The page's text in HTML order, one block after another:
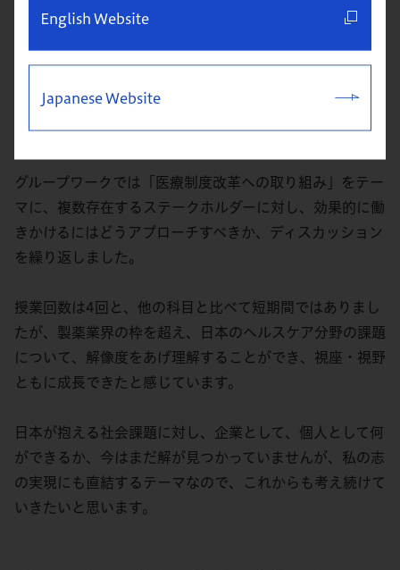
English Website
Japanese Website
は珍しい業界特化型の科目です。
ができ、良い意味で期待を裏切られた高密度でインパクト
のある科目でした。
グループワークでは「医療制度改革への取り組み」をテー
マに、複数存在するステークホルダーに対し、効果的に働
きかけるにはどうアプローチすべきか、ディスカッション
を繰り返しました。
授業回数は4回と、他の科目と比べて短期間ではありまし
たが、製薬業界の枠を超え、日本のヘルスケア分野の課題
について、解像度をあげ理解することができ、視座・視野
ともに成長できたと感じています。
日本が抱える社会課題に対し、企業として、個人として何
ができるか、今はまだ解が見つかっていませんが、私の志
の実現にも直結するテーマなので、これからも考え続けて
いきたいと思います。